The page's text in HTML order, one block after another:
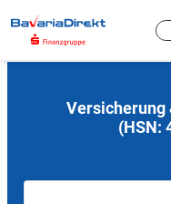
Hauptinhalt
Versicherung
(HSN: